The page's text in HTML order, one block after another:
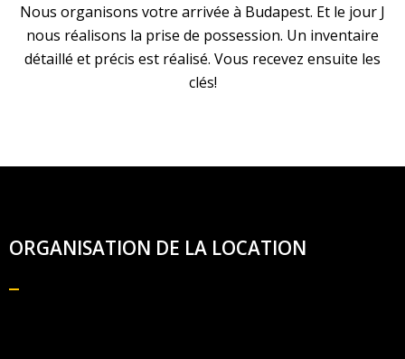
Nous organisons votre arrivée à Budapest. Et le jour J
nous réalisons la prise de possession. Un inventaire
détaillé et précis est réalisé. Vous recevez ensuite les
clés!
ORGANISATION DE LA LOCATION